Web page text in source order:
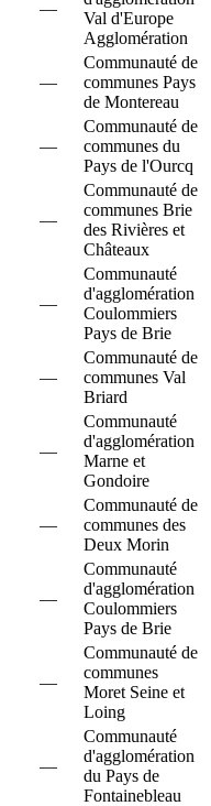
—
Val d'Europe
Agglomération
—
Communauté de
communes Pays
de Montereau
—
Communauté de
communes du
Pays de l'Ourcq
—
Communauté de
communes Brie
des Rivières et
Châteaux
—
Communauté
d'agglomération
Coulommiers
Pays de Brie
—
Communauté de
communes Val
Briard
—
Communauté
d'agglomération
Marne et
Gondoire
—
Communauté de
communes des
Deux Morin
—
Communauté
d'agglomération
Coulommiers
Pays de Brie
—
Communauté de
communes
Moret Seine et
Loing
—
Communauté
d'agglomération
du Pays de
Fontainebleau